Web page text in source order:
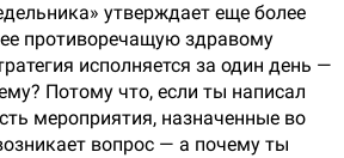
утверждает еще более
противоречащую здравому
исполняется за один день —
Потому что, если ты написал
мероприятия, назначенные во
вопрос — а почему ты